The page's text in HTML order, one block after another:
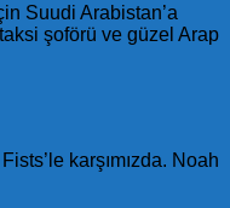
Suudi Arabistan’a
şoförü ve güzel Arap
karşımızda. Noah